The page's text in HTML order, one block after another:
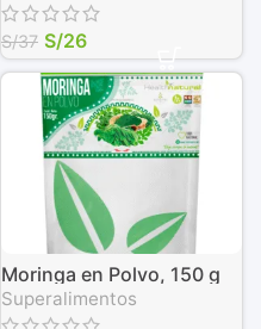
S/37 S/26
Moringa en Polvo, 150 g
Superalimentos